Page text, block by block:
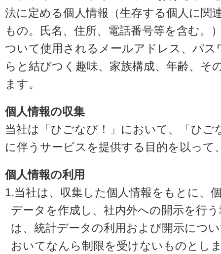
法に定める個人情報（生存する個人に関
もの。氏名、住所、電話番号等を含む。
ついて使用されるメールアドレス、パ
らと結びつく趣味、家族構成、年齢、そ
ます。
個人情報の収集
当社は「ひごなび！」において、「ひ
に伴うサービスを提供する目的を以って
個人情報の利用
1.当社は、収集した個人情報をもとに、
データを作成し、社内外への開示を行
は、統計データの利用および開示につ
おいてなんら制限を受けないものとし